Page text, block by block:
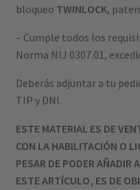
bloqueo TWINLOCK,
– Cumple todos los
Norma NIJ 0307.01,
Deberás adjuntar a tu
TIP y DNI.
ESTE MATERIAL ES DE
CON LA HABILITACIÓN O
PESAR DE PODER AÑADIR
ESTE ARTÍCULO, ES DE